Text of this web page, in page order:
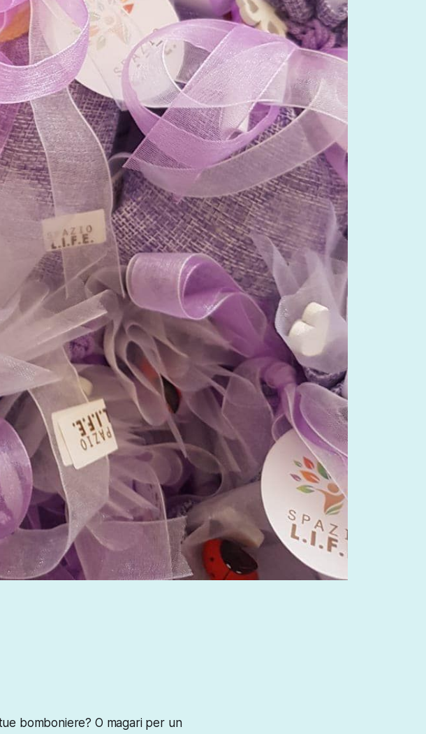
bomboniere? O magari per un